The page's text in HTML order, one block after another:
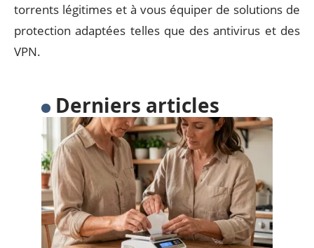
torrents légitimes et à vous équiper de solutions de
protection adaptées telles que des antivirus et des
VPN.
Derniers articles